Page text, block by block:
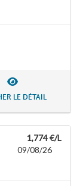
LE DÉTAIL
1,774 €/L
09/08/26